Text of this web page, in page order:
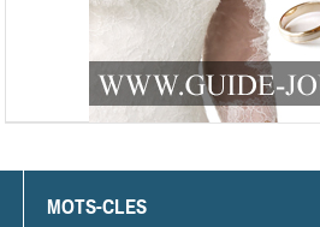
MOTS-CLES